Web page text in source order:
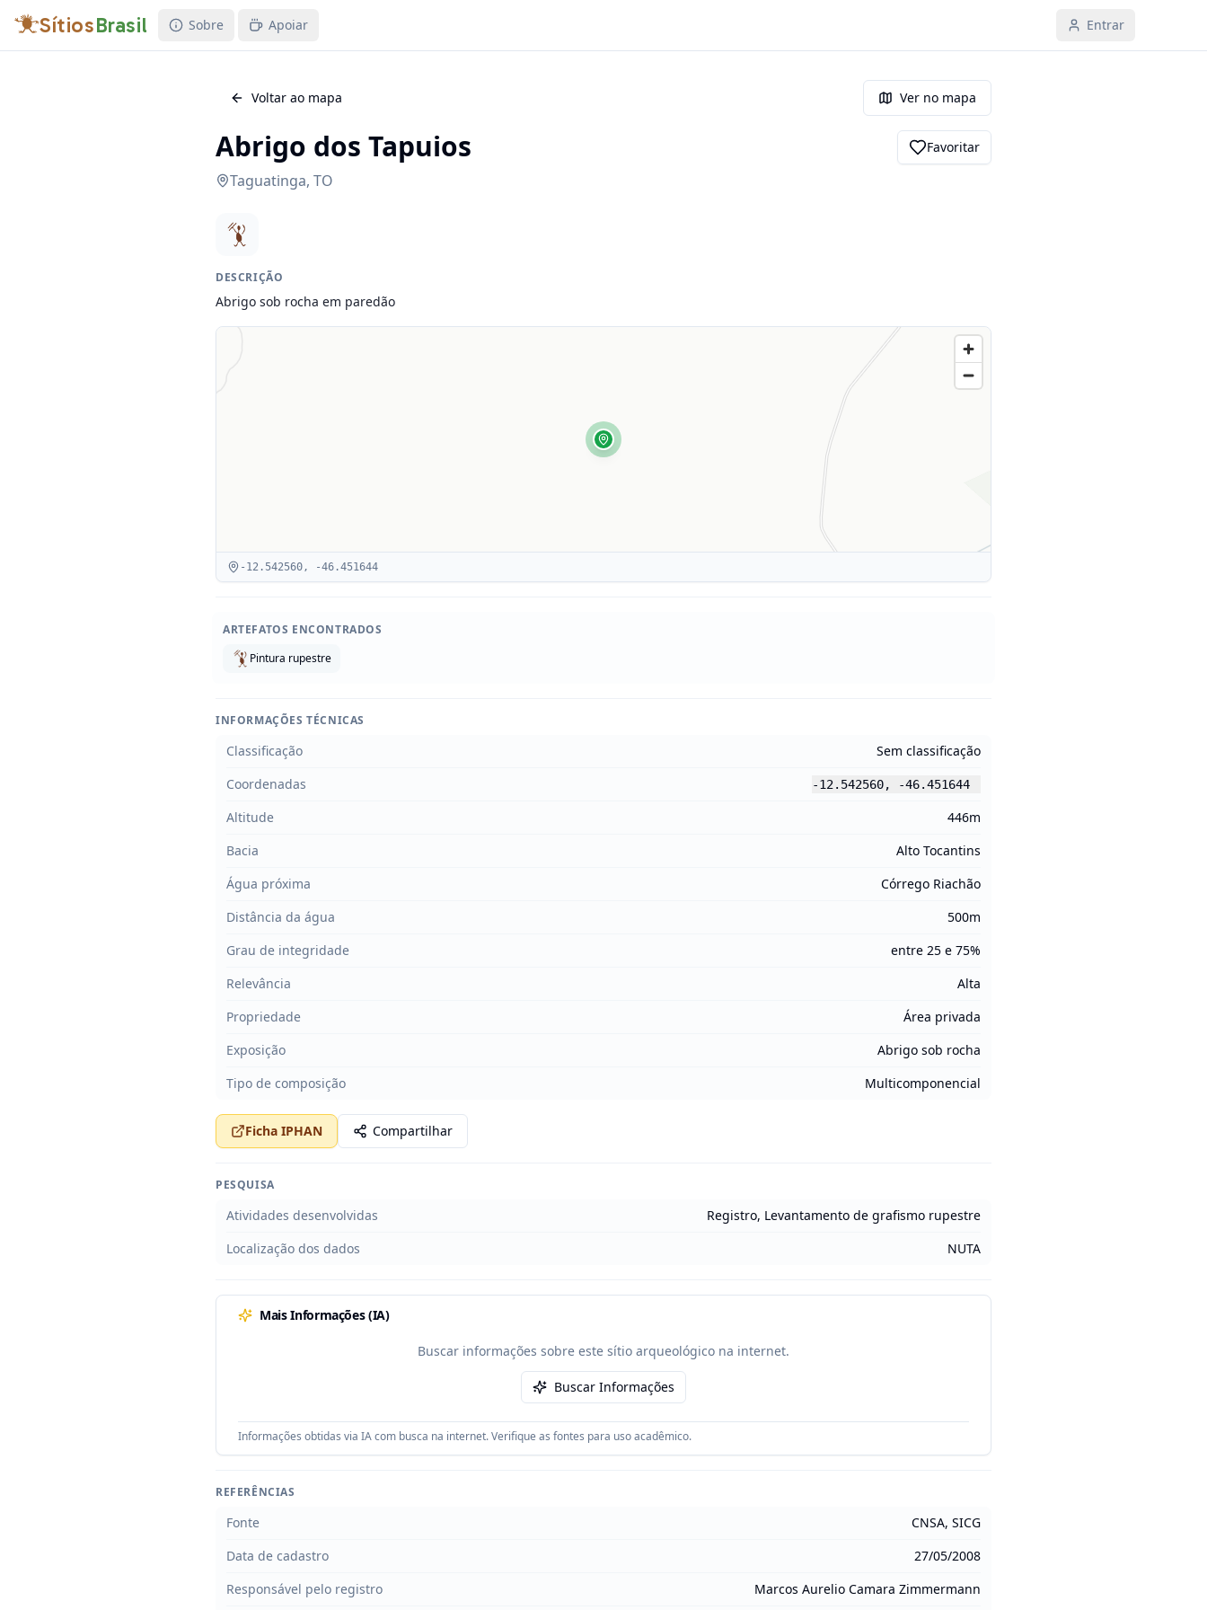
SítiosBrasil Sobre Apoiar Entrar
Voltar ao mapa Ver no mapa
Abrigo dos Tapuios
Taguatinga, TO
Favoritar
DESCRIÇÃO
Abrigo sob rocha em paredão
-12.542560, -46.451644
ARTEFATOS ENCONTRADOS
Pintura rupestre
INFORMAÇÕES TÉCNICAS
Classificação
Sem classificação
Coordenadas
-12.542560, -46.451644
Altitude
446m
Bacia
Alto Tocantins
Água próxima
Córrego Riachão
Distância da água
500m
Grau de integridade
entre 25 e 75%
Relevância
Alta
Propriedade
Área privada
Exposição
Abrigo sob rocha
Tipo de composição
Multicomponencial
Ficha IPHAN Compartilhar
PESQUISA
Atividades desenvolvidas
Registro, Levantamento de grafismo rupestre
Localização dos dados
NUTA
Mais Informações (IA)
Buscar informações sobre este sítio arqueológico na internet.
Buscar Informações
Informações obtidas via IA com busca na internet. Verifique as fontes para uso acadêmico.
REFERÊNCIAS
Fonte
CNSA, SICG
Data de cadastro
27/05/2008
Responsável pelo registro
Marcos Aurelio Camara Zimmermann